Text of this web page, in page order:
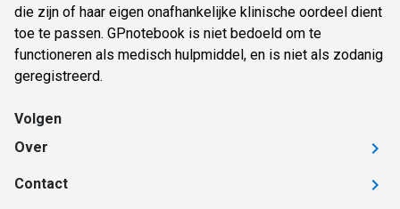
die zijn of haar eigen onafhankelijke klinische oordeel dient
toe te passen. GPnotebook is niet bedoeld om te
functioneren als medisch hulpmiddel, en is niet als zodanig
geregistreerd.
Volgen
Over
Contact